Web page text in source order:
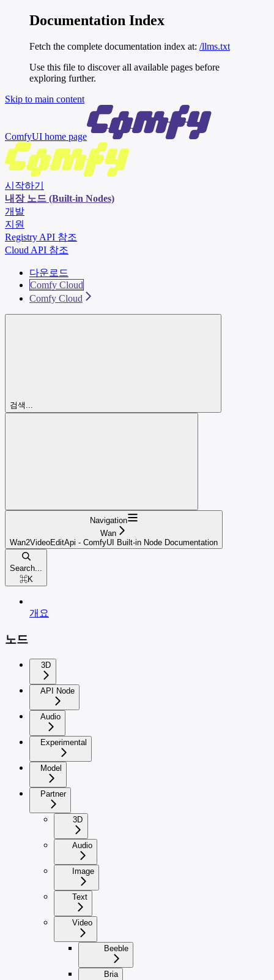
Documentation Index
Fetch the complete documentation index at: /llms.txt
Use this file to discover all available pages before
exploring further.
Skip to main content
ComfyUI home page
시작하기
내장 노드 (Built-in Nodes)
개발
지원
Registry API 참조
Cloud API 참조
다운로드
Comfy Cloud
Comfy Cloud
검색...
Navigation
Wan
Wan2VideoEditApi - ComfyUI Built-in Node Documentation
Search...
⌘K
개요
노드
3D
API Node
Audio
Experimental
Model
Partner
3D
Audio
Image
Text
Video
Beeble
Bria